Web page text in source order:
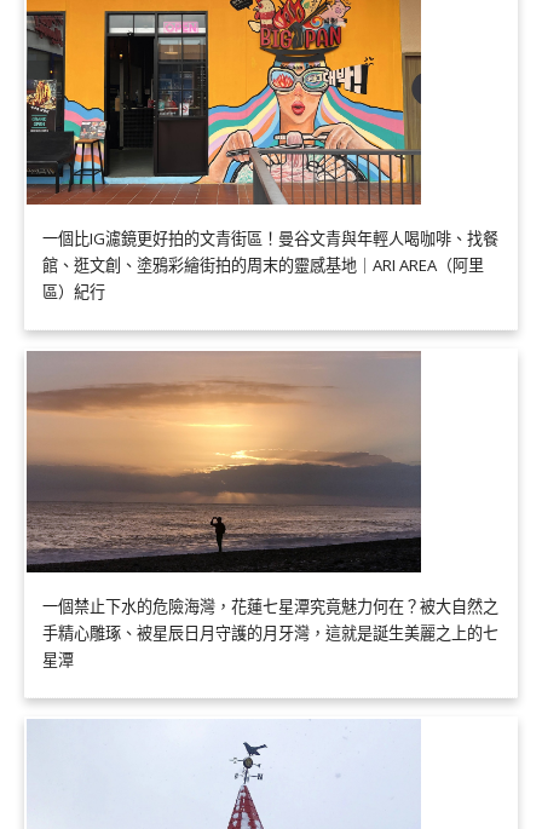
一個比IG濾鏡更好拍的文青街區！曼谷文青與年輕人喝咖啡、找餐
館、逛文創、塗鴉彩繪街拍的周末的靈感基地｜ARI AREA（阿里
區）紀行
一個禁止下水的危險海灣，花蓮七星潭究竟魅力何在？被大自然之
手精心雕琢、被星辰日月守護的月牙灣，這就是誕生美麗之上的七
星潭